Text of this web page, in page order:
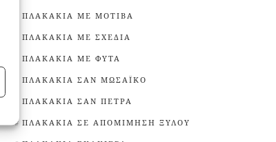
ΠΛΑΚΆΚΙΑ ΜΕ ΜΟΤΊΒΑ
ΠΛΑΚΆΚΙΑ ΜΕ ΣΧΈΔΙΑ
ΠΛΑΚΆΚΙΑ ΜΕ ΦΥΤΆ
ΠΛΑΚΆΚΙΑ ΣΑΝ ΜΩΣΑΪΚΌ
ΠΛΑΚΆΚΙΑ ΣΑΝ ΠΈΤΡΑ
ΠΛΑΚΆΚΙΑ ΣΕ ΑΠΟΜΊΜΗΣΗ ΞΎΛΟΥ